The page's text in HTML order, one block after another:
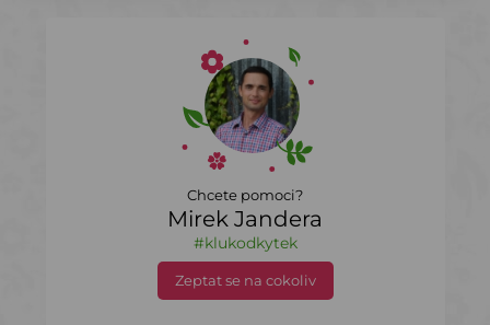
Chcete pomoci?
Mirek Jandera
#klukodkytek
Zeptat se na cokoliv